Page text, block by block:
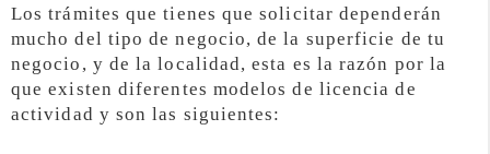
Los trámites que tienes que solicitar dependerán
mucho del tipo de negocio, de la superficie de tu
negocio, y de la localidad, esta es la razón por la
que existen diferentes modelos de licencia de
actividad y son las siguientes: